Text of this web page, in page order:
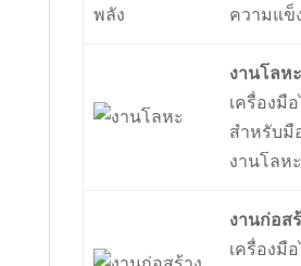
ความแข็
งานโลหะ
เครื่องมื
สำหรับมื
งานโลห
งานก่อส
เครื่องมื